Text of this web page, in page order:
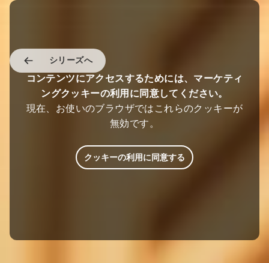
シリーズへ
コンテンツにアクセスするためには、マーケティ
ングクッキーの利用に同意してください。
現在、お使いのブラウザではこれらのクッキーが
無効です。
クッキーの利用に同意する